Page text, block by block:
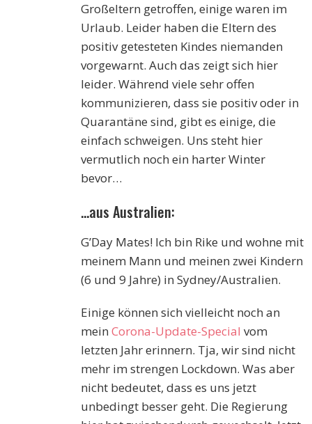
Großeltern getroffen, einige waren im
Urlaub. Leider haben die Eltern des
positiv getesteten Kindes niemanden
vorgewarnt. Auch das zeigt sich hier
leider. Während viele sehr offen
kommunizieren, dass sie positiv oder in
Quarantäne sind, gibt es einige, die
einfach schweigen. Uns steht hier
vermutlich noch ein harter Winter
bevor…
…aus Australien:
G’Day Mates! Ich bin Rike und wohne mit
meinem Mann und meinen zwei Kindern
(6 und 9 Jahre) in Sydney/Australien.
Einige können sich vielleicht noch an
meinCorona-Update-Special vom
letzten Jahr erinnern. Tja, wir sind nicht
mehr im strengen Lockdown. Was aber
nicht bedeutet, dass es uns jetzt
unbedingt besser geht. Die Regierung